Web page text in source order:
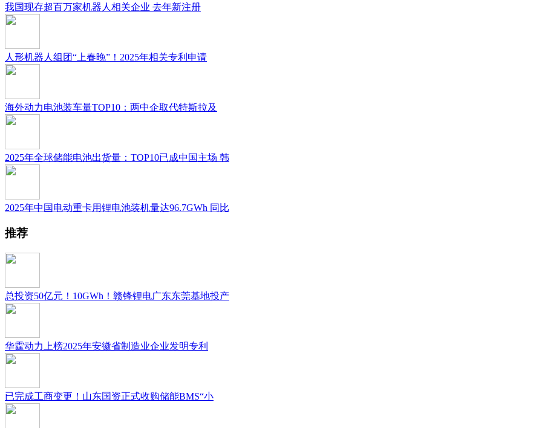
我国现存超百万家机器人相关企业 去年新注册
人形机器人组团“上春晚”！2025年相关专利申请
海外动力电池装车量TOP10：两中企取代特斯拉及
2025年全球储能电池出货量：TOP10已成中国主场 韩
2025年中国电动重卡用锂电池装机量达96.7GWh 同比
推荐
总投资50亿元！10GWh！赣锋锂电广东东莞基地投产
华霆动力上榜2025年安徽省制造业企业发明专利
已完成工商变更！山东国资正式收购储能BMS“小